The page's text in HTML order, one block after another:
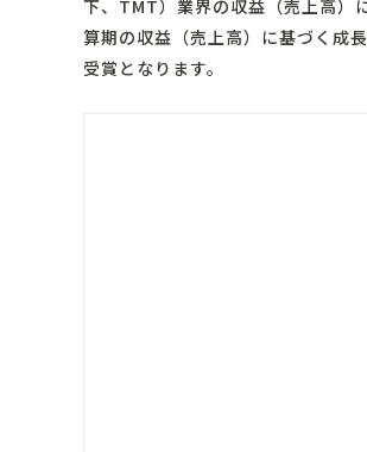
下、TMT）業界の収益（売上高）
算期の収益（売上高）に基づく成
受賞となります。